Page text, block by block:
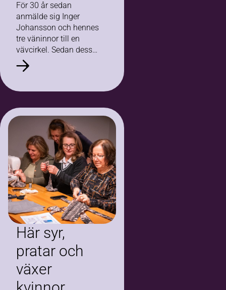
För 30 år sedan
anmälde sig Inger
Johansson och hennes
tre väninnor till en
vävcirkel. Sedan dess
har de träffats en gång
i veckan för att väva
Här syr,
pratar och
växer